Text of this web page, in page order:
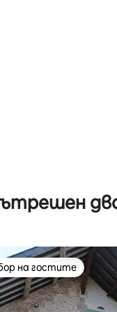
5, 270 отзива
избор на
на гостите